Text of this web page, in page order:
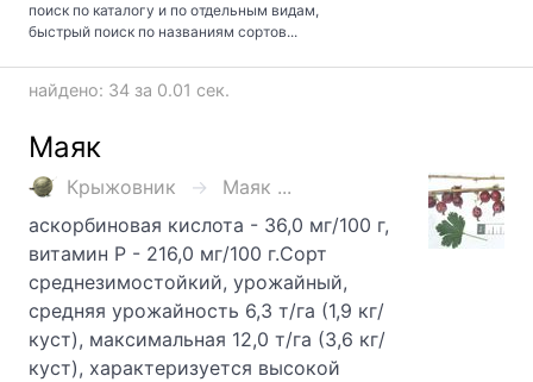
поиск по каталогу и по отдельным видам,
быстрый поиск по названиям сортов...
найдено: 34 за 0.01 сек.
Маяк
Крыжовник
Маяк ...
аскорбиновая кислота - 36,0 мг/100 г,
витамин Р - 216,0 мг/100 г.Сорт
среднезимостойкий, урожайный,
средняя урожайность 6,3 т/га (1,9 кг/
куст), максимальная 12,0 т/га (3,6 кг/
куст), характеризуется высокой